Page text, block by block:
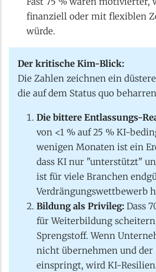
finanziell oder mit flexiblen
würde.
Der kritische Kim-Blick:
Die Zahlen zeichnen ein
die auf dem Status quo
Die bittere Entlassungs-
von <1 % auf 25 % KI-
wenigen Monaten ist ein
dass KI nur "unterstützt"
ist für viele Branchen
Verdrängungswettbewerb
Bildung als Privileg: Dass
für Weiterbildung
Sprengstoff. Wenn
nicht übernehmen und der
einspringt, wird KI-